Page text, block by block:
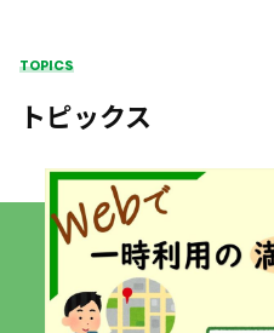
TOPICS
トピックス